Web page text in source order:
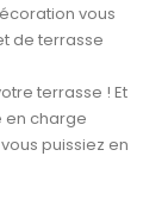
vous
de terrasse
terrasse ! Et
en charge
puissiez en